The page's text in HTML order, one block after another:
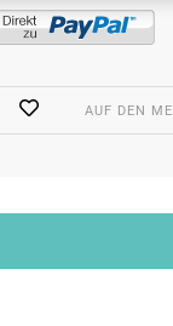
AUF DEN